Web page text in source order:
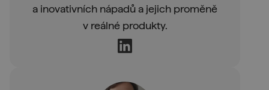
a inovativních nápadů a jejich proměně
v reálné produkty.